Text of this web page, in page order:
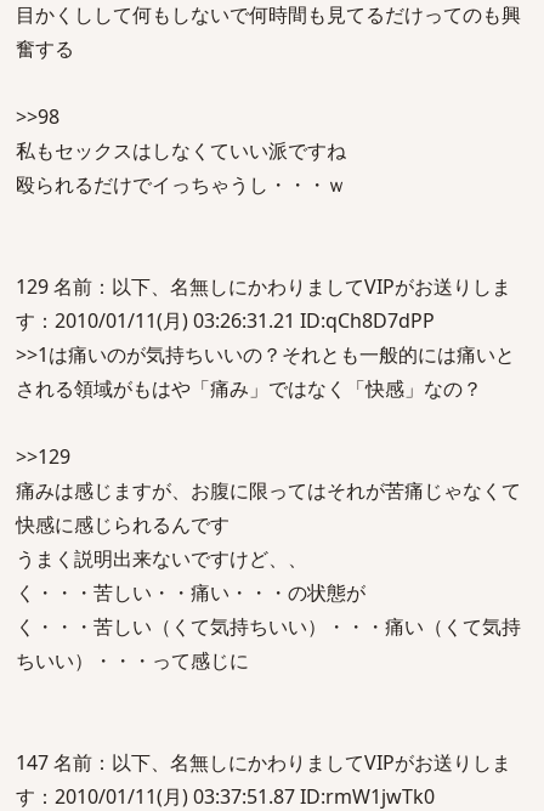
目かくしして何もしないで何時間も見てるだけってのも興
奮する
>>98
私もセックスはしなくていい派ですね
殴られるだけでイっちゃうし・・・ｗ
129 名前：以下、名無しにかわりましてVIPがお送りしま
す：2010/01/11(月) 03:26:31.21 ID:qCh8D7dPP
>>1は痛いのが気持ちいいの？それとも一般的には痛いと
される領域がもはや「痛み」ではなく「快感」なの？
>>129
痛みは感じますが、お腹に限ってはそれが苦痛じゃなくて
快感に感じられるんです
うまく説明出来ないですけど、、
く・・・苦しい・・痛い・・・の状態が
く・・・苦しい（くて気持ちいい）・・・痛い（くて気持
ちいい）・・・って感じに
147 名前：以下、名無しにかわりましてVIPがお送りしま
す：2010/01/11(月) 03:37:51.87 ID:rmW1jwTk0